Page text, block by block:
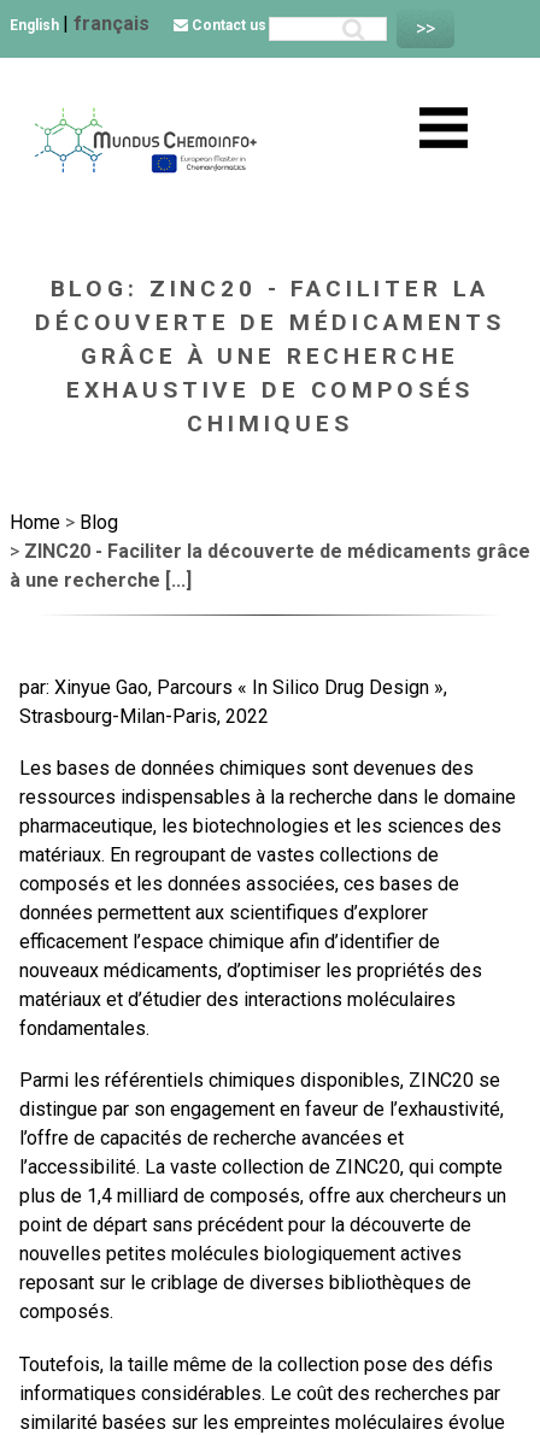
English | français Contact us
BLOG: ZINC20 - FACILITER LA
DÉCOUVERTE DE MÉDICAMENTS
GRÂCE À UNE RECHERCHE
EXHAUSTIVE DE COMPOSÉS
CHIMIQUES
Home > Blog
> ZINC20 - Faciliter la découverte de médicaments grâce
à une recherche [...]
par: Xinyue Gao, Parcours « In Silico Drug Design »,
Strasbourg-Milan-Paris, 2022
Les bases de données chimiques sont devenues des
ressources indispensables à la recherche dans le domaine
pharmaceutique, les biotechnologies et les sciences des
matériaux. En regroupant de vastes collections de
composés et les données associées, ces bases de
données permettent aux scientifiques d’explorer
efficacement l’espace chimique afin d’identifier de
nouveaux médicaments, d’optimiser les propriétés des
matériaux et d’étudier des interactions moléculaires
fondamentales.
Parmi les référentiels chimiques disponibles, ZINC20 se
distingue par son engagement en faveur de l’exhaustivité,
l’offre de capacités de recherche avancées et
l’accessibilité. La vaste collection de ZINC20, qui compte
plus de 1,4 milliard de composés, offre aux chercheurs un
point de départ sans précédent pour la découverte de
nouvelles petites molécules biologiquement actives
reposant sur le criblage de diverses bibliothèques de
composés.
Toutefois, la taille même de la collection pose des défis
informatiques considérables. Le coût des recherches par
similarité basées sur les empreintes moléculaires évolue